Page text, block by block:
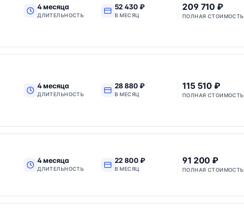
4 месяца
ДЛИТЕЛЬНОСТЬ
52 430 ₽
В МЕСЯЦ
209 710 ₽
ПОЛНАЯ СТОИМОСТЬ
4 месяца
ДЛИТЕЛЬНОСТЬ
28 880 ₽
В МЕСЯЦ
115 510 ₽
ПОЛНАЯ СТОИМОСТЬ
4 месяца
ДЛИТЕЛЬНОСТЬ
22 800 ₽
В МЕСЯЦ
91 200 ₽
ПОЛНАЯ СТОИМОСТЬ